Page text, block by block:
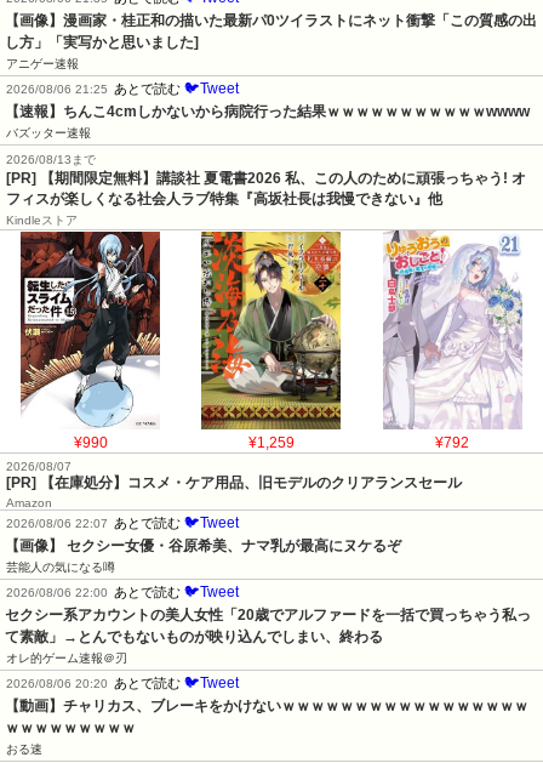
【画像】漫画家・桂正和の描いた最新パ0ツイラストにネット衝撃「この質感の出
し方」「実写かと思いました]
アニゲー速報
2026/08/06 21:25
あとで読む 🐦Tweet
【速報】ちんこ4cmしかないから病院行った結果ｗｗｗｗｗｗｗｗｗｗｗwwww
バズッター速報
2026/08/13まで
[PR] 【期間限定無料】講談社 夏電書2026 私、この人のために頑張っちゃう! オ
フィスが楽しくなる社会人ラブ特集『高坂社長は我慢できない』他
Kindleストア
¥990 ¥1,259 ¥792
2026/08/07
[PR] 【在庫処分】コスメ・ケア用品、旧モデルのクリアランスセール
Amazon
2026/08/06 22:07
あとで読む 🐦Tweet
【画像】 セクシー女優・谷原希美、ナマ乳が最高にヌケるぞ
芸能人の気になる噂
2026/08/06 22:00
あとで読む 🐦Tweet
セクシー系アカウントの美人女性「20歳でアルファードを一括で買っちゃう私っ
て素敵」→とんでもないものが映り込んでしまい、終わる
オレ的ゲーム速報＠刃
2026/08/06 20:20
あとで読む 🐦Tweet
【動画】チャリカス、ブレーキをかけないｗｗｗｗｗｗｗｗｗｗｗｗｗｗｗｗｗ
ｗｗｗｗｗｗｗｗｗ
おる速